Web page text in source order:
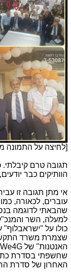
[לחיצה על התמונה
תגובה טרם קיבלתי.
הוותיקים כבר
אי מתן תגובה זו
עוברים, לכאורה,
שהבאתי לדוגמה
למעלה, השר
כולו על "ישראבלוף"
שצמרת משרד
שחשפתי בסדרת
האחרון של סדרת